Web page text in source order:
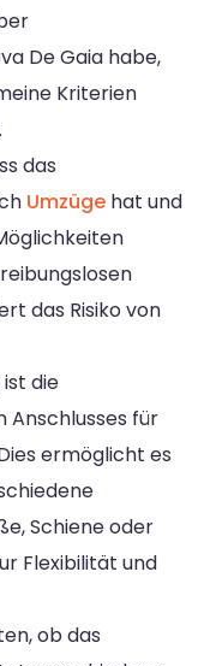
De Gaia habe,
Kriterien
das
Umzüge hat und
das Risiko von
die
für
ermöglicht es
Schiene oder
Flexibilität und
ob das